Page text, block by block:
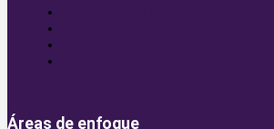
Áreas de enfoque